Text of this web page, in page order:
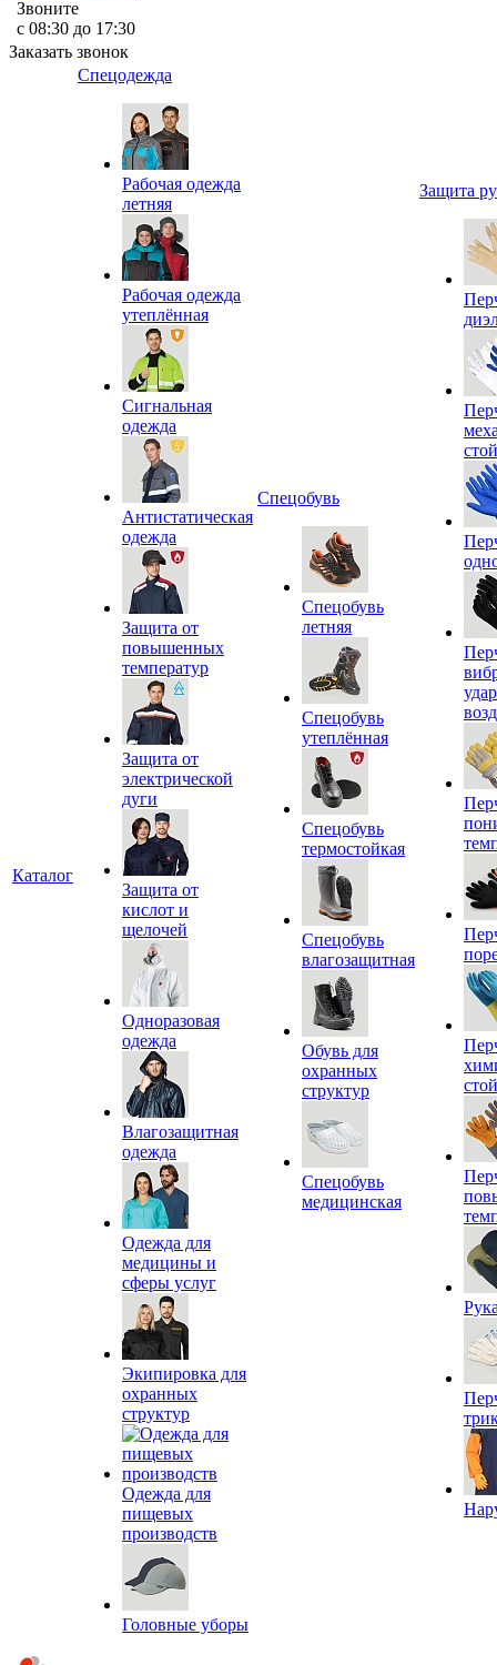
Звоните
с 08:30 до 17:30
Заказать звонок
Каталог
Спецодежда
Рабочая одежда
летняя
Рабочая одежда
утеплённая
Сигнальная
одежда
Антистатическая
одежда
Защита от
повышенных
температур
Защита от
электрической
дуги
Защита от
кислот и
щелочей
Одноразовая
одежда
Влагозащитная
одежда
Одежда для
медицины и
сферы услуг
Экипировка для
охранных
структур
Одежда для
пищевых
производств
Головные уборы
Спецобувь
Спецобувь
летняя
Спецобувь
утеплённая
Спецобувь
термостойкая
Спецобувь
влагозащитная
Обувь для
охранных
структур
Спецобувь
медицинская
Защита